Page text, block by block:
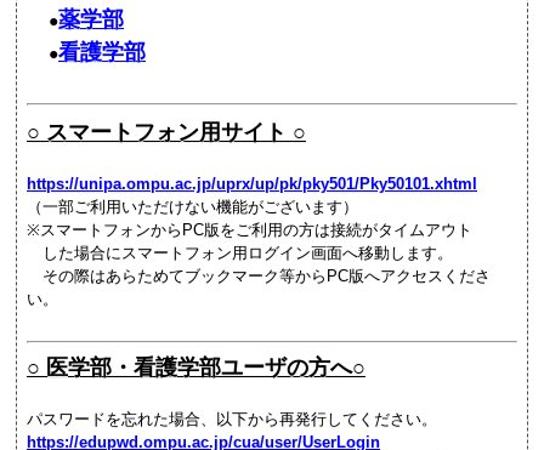
●薬学部
●看護学部
○ スマートフォン用サイト ○
https://unipa.ompu.ac.jp/uprx/up/pk/pky501/Pky50101.xhtml
（一部ご利用いただけない機能がございます）
※スマートフォンからPC版をご利用の方は接続がタイムアウト
した場合にスマートフォン用ログイン画面へ移動します。
その際はあらためてブックマーク等からPC版へアクセスくださ
い。
○ 医学部・看護学部ユーザの方へ○
パスワードを忘れた場合、以下から再発行してください。
https://edupwd.ompu.ac.jp/cua/user/UserLogin